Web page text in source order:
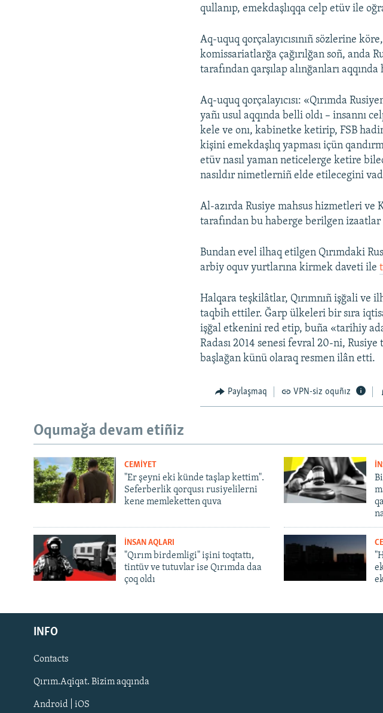
Русский
Українською
QOŞULIÑIZ!
qullanıp, emekdaşlıqqa celp etüv ile
Aq-uquq qorçalayıcısınıñ sözlerine
komissariatlarğa çağırılğan soñ, anda
tarafından qarşılap alınğanları aqqında
Aq-uquq qorçalayıcısı: «Qırımda
yañı usul aqqında belli oldı – insannı
kele ve onı, kabinetke ketirip, FSB
kişini emekdaşlıq yapması içün
etüv nasıl yaman neticelerge ketire
nasıldır nimetlerniñ elde etilecegini
Al-azırda Rusiye mahsus hizmetleri ve
tarafından bu haberge berilgen izaatlar
Bundan evel ilhaq etilgen Qırımdaki
arbiy oquv yurtlarına kirmek daveti ile
Halqara teşkilâtlar, Qırımnıñ işğali ve
taqbih ettiler. Ğarp ülkeleri bir sıra
işğal etkenini red etip, buña «tarihiy
Radası 2014 senesi fevral 20-ni,
başlağan künü olaraq resmen ilân etti.
Paylaşmaq VPN-siz oquñız
Oqumağa devam etiñiz
CEMİYET
"Er şeyni eki künde taşlap kettim".
Seferberlik qorqusı rusiyelilerni
kene memleketten quva
İNSAN AQLARI
"Qırım birdemligi" işini toqtattı,
tintüv ve tutuvlar ise Qırımda daa
çoq oldı
INFO
Contacts
Qırım.Aqiqat. Bizim aqqında
Android | iOS